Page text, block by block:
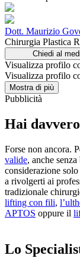
Dott. Maurizio
Chirurgia Plastica
Chiedi al
Visualizza profilo
Visualizza profilo
Mostra di più
Pubblicità
Hai
Forse non ancora.
valide, anche
considerazione
a rivolgerti ai
tradizionale
lifting con fili,
APTOS oppure il
Lo